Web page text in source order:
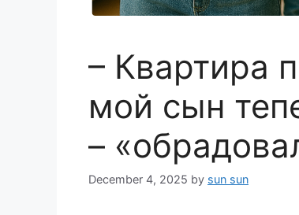
– Квартира
мой сын
–
December 4, 2025 by sun sun